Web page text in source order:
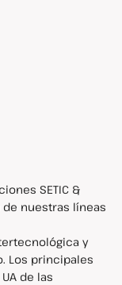
SETIC &
de nuestras líneas
y
Los principales
de las